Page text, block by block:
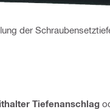
der
Tiefenanschlag